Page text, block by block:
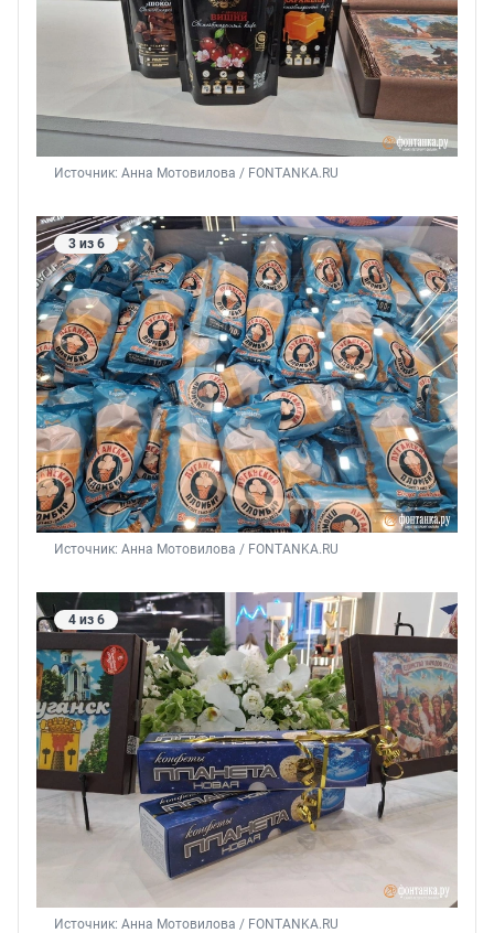
Источник: Анна Мотовилова / FONTANKA.RU
3 из 6
Источник: Анна Мотовилова / FONTANKA.RU
4 из 6
Источник: Анна Мотовилова / FONTANKA.RU